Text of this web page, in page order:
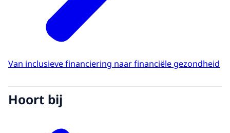
Van inclusieve financiering naar financiële gezondheid
Hoort bij